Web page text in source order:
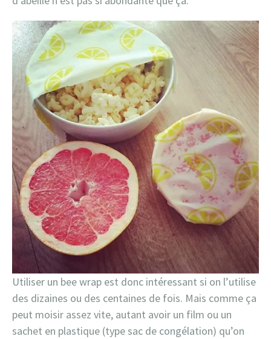
Utiliser un bee wrap est donc intéressant si on l’utilise
des dizaines ou des centaines de fois. Mais comme ça
peut moisir assez vite, autant avoir un film ou un
sachet en plastique (type sac de congélation) qu’on